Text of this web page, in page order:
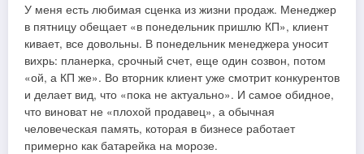
У меня есть любимая сценка из жизни продаж. Менеджер
в пятницу обещает «в понедельник пришлю КП», клиент
кивает, все довольны. В понедельник менеджера уносит
вихрь: планерка, срочный счет, еще один созвон, потом
«ой, а КП же». Во вторник клиент уже смотрит конкурентов
и делает вид, что «пока не актуально». И самое обидное,
что виноват не «плохой продавец», а обычная
человеческая память, которая в бизнесе работает
примерно как батарейка на морозе.